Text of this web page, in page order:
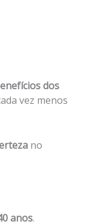
dos
vez menos
no
anos.